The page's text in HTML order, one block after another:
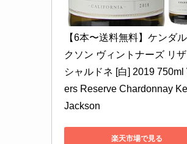
【6本〜送料無料】ケンダ
クソン ヴィントナーズ リ
シャルドネ [白] 2019 750ml
ers Reserve Chardonnay
Jackson
楽天市場で見る